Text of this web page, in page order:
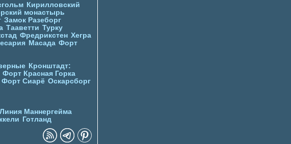
Кирилловский
монастырь
Замок Разеборг
Тааветти Турку
Фредрикстен Хегра
Масада Форт
Кронштадт:
Форт Красная Горка
Форт Сиарё Оскарсборг
Линия Маннергейма
Готланд